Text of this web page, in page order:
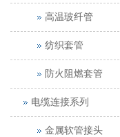
高温玻纤管
纺织套管
防火阻燃套管
电缆连接系列
金属软管接头